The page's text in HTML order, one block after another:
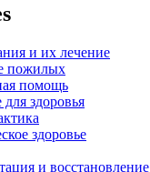
и их лечение
пожилых
помощь
здоровья
здоровье
и восстановление